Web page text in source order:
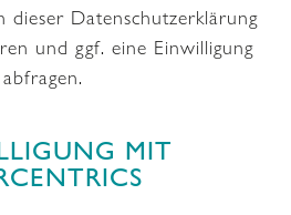
dieser Datenschutzerklärung
und ggf. eine Einwilligung
abfragen.
MIT